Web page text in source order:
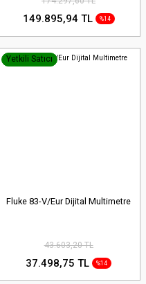
149.895,94 TL %14
Yetkili Satıcı
Fluke 83-V/Eur Dijital Multimetre
43.603,20 TL
37.498,75 TL %14